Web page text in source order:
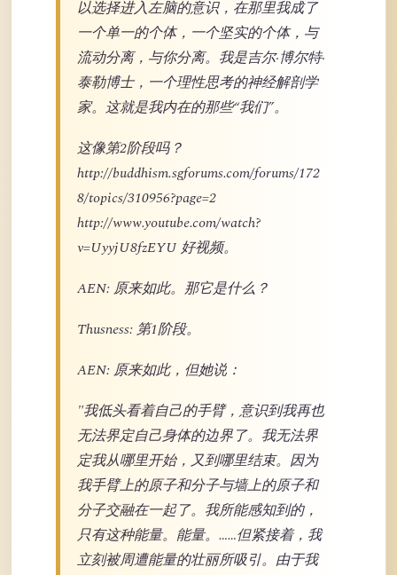
以选择进入左脑的意识，在那里我成了
一个单一的个体，一个坚实的个体，与
流动分离，与你分离。我是吉尔·博尔特·
泰勒博士，一个理性思考的神经解剖学
家。这就是我内在的那些“我们”。
这像第2阶段吗？
http://buddhism.sgforums.com/forums/172
8/topics/310956?page=2
http://www.youtube.com/watch?
v=UyyjU8fzEYU 好视频。
AEN: 原来如此。那它是什么？
Thusness: 第1阶段。
AEN: 原来如此，但她说：
"我低头看着自己的手臂，意识到我再也
无法界定自己身体的边界了。我无法界
定我从哪里开始，又到哪里结束。因为
我手臂上的原子和分子与墙上的原子和
分子交融在一起了。我所能感知到的，
只有这种能量。能量。……但紧接着，我
立刻被周遭能量的壮丽所吸引。由于我